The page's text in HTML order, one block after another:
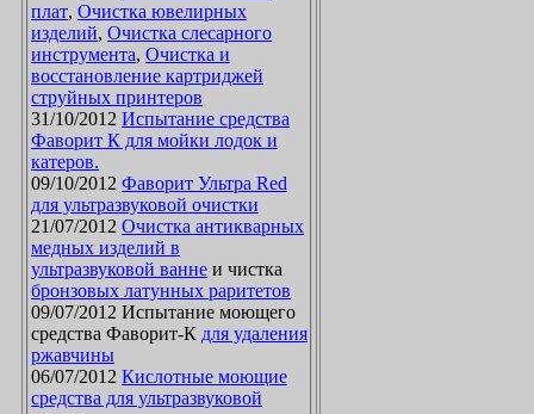
плат, Очистка ювелирных
изделий, Очистка слесарного
инструмента, Очистка и
восстановление картриджей
струйных принтеров
31/10/2012 Испытание средства
Фаворит К для мойки лодок и
катеров.
09/10/2012 Фаворит Ультра Red
для ультразвуковой очистки
21/07/2012 Очистка антикварных
медных изделий в
ультразвуковой ванне и чистка
бронзовых латунных раритетов
09/07/2012 Испытание моющего
средства Фаворит-К для удаления
ржавчины
06/07/2012 Кислотные моющие
средства для ультразвуковой